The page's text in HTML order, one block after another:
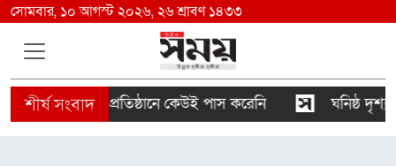
সোমবার, ১০ আগস্ট ২০২৬, ২৬ শ্রাবণ ১৪৩৩
৩১২ প্রতিষ্ঠানে কেউই পাস করেনি ঘনিষ্ঠ দৃশ্য নিয়ে